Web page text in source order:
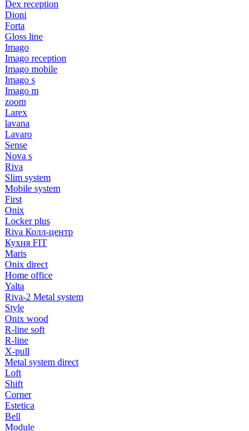
Dex reception
Dioni
Forta
Gloss line
Imago
Imago reception
Imago mobile
Imago s
Imago m
zoom
Larex
lavana
Lavaro
Sense
Nova s
Riva
Slim system
Mobile system
First
Onix
Locker plus
Riva Колл-центр
Кухня FIT
Maris
Onix direct
Home office
Yalta
Riva-2 Metal system
Style
Onix wood
R-line soft
R-line
X-pull
Metal system direct
Loft
Shift
Corner
Estetica
Bell
Module